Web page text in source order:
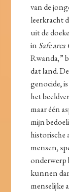
van de
leerkracht
uit de
in Safe
Rwanda,”
dat land.
genocide,
het
maar één
mijn
historische
mensen,
onderwerp
kunnen
menselijke